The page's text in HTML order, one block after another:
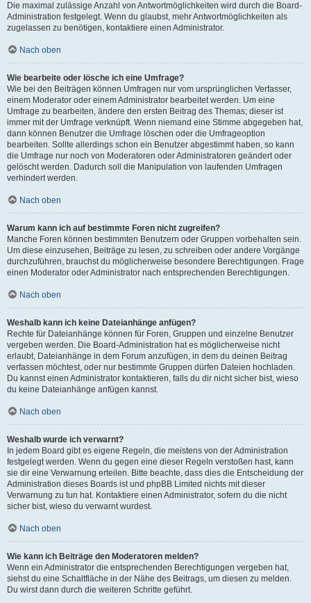
Die maximal zulässige Anzahl von Antwortmöglichkeiten wird durch die Board-
Administration festgelegt. Wenn du glaubst, mehr Antwortmöglichkeiten als
zugelassen zu benötigen, kontaktiere einen Administrator.
Nach oben
Wie bearbeite oder lösche ich eine Umfrage?
Wie bei den Beiträgen können Umfragen nur vom ursprünglichen Verfasser,
einem Moderator oder einem Administrator bearbeitet werden. Um eine
Umfrage zu bearbeiten, ändere den ersten Beitrag des Themas; dieser ist
immer mit der Umfrage verknüpft. Wenn niemand eine Stimme abgegeben hat,
dann können Benutzer die Umfrage löschen oder die Umfrageoption
bearbeiten. Sollte allerdings schon ein Benutzer abgestimmt haben, so kann
die Umfrage nur noch von Moderatoren oder Administratoren geändert oder
gelöscht werden. Dadurch soll die Manipulation von laufenden Umfragen
verhindert werden.
Nach oben
Warum kann ich auf bestimmte Foren nicht zugreifen?
Manche Foren können bestimmten Benutzern oder Gruppen vorbehalten sein.
Um diese einzusehen, Beiträge zu lesen, zu schreiben oder andere Vorgänge
durchzuführen, brauchst du möglicherweise besondere Berechtigungen. Frage
einen Moderator oder Administrator nach entsprechenden Berechtigungen.
Nach oben
Weshalb kann ich keine Dateianhänge anfügen?
Rechte für Dateianhänge können für Foren, Gruppen und einzelne Benutzer
vergeben werden. Die Board-Administration hat es möglicherweise nicht
erlaubt, Dateianhänge in dem Forum anzufügen, in dem du deinen Beitrag
verfassen möchtest, oder nur bestimmte Gruppen dürfen Dateien hochladen.
Du kannst einen Administrator kontaktieren, falls du dir nicht sicher bist, wieso
du keine Dateianhänge anfügen kannst.
Nach oben
Weshalb wurde ich verwarnt?
In jedem Board gibt es eigene Regeln, die meistens von der Administration
festgelegt werden. Wenn du gegen eine dieser Regeln verstoßen hast, kann
sie dir eine Verwarnung erteilen. Bitte beachte, dass dies die Entscheidung der
Administration dieses Boards ist und phpBB Limited nichts mit dieser
Verwarnung zu tun hat. Kontaktiere einen Administrator, sofern du die nicht
sicher bist, wieso du verwarnt wurdest.
Nach oben
Wie kann ich Beiträge den Moderatoren melden?
Wenn ein Administrator die entsprechenden Berechtigungen vergeben hat,
siehst du eine Schaltfläche in der Nähe des Beitrags, um diesen zu melden.
Du wirst dann durch die weiteren Schritte geführt.